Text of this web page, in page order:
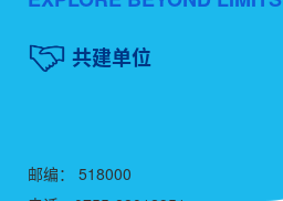
共建单位
邮编： 518000